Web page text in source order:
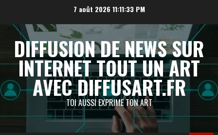
contenu
7 août 2026 11:11:33 PM
DIFFUSION DE NEWS SUR
INTERNET TOUT UN ART
AVEC DIFFUSART.FR
TOI AUSSI EXPRIME TON ART